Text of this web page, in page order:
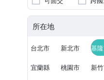
所在地
台北市 新北市 基
宜蘭縣 桃園市 新